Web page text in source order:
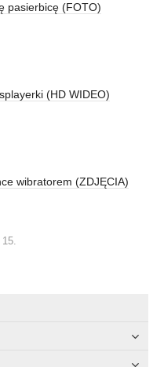
pasierbicę (FOTO)
(HD WIDEO)
wibratorem (ZDJĘCIA)